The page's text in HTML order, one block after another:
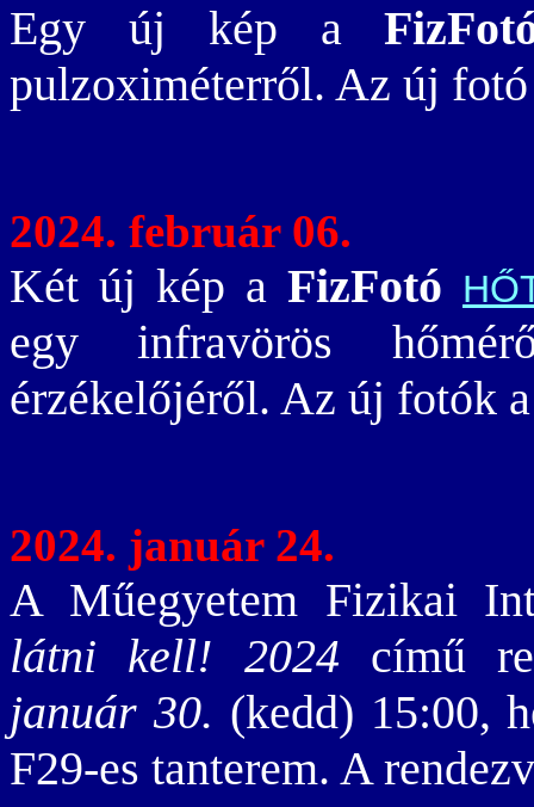
Egy új kép a
pulzoximéterről. Az új
2024. február 06.
Két új kép a FizFotó
egy infravörös
érzékelőjéről. Az új fotók
2024. január 24.
A Műegyetem Fizikai
látni kell! 2024 című
január 30. (kedd) 15:00,
F29-es tanterem. A